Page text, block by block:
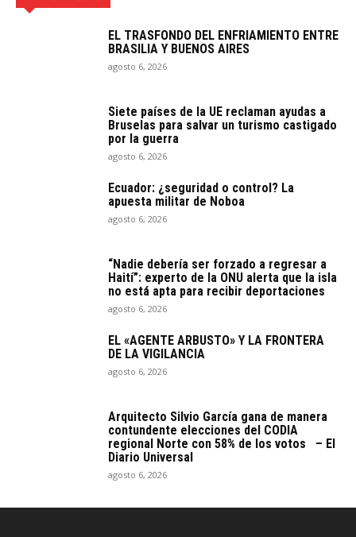
EL TRASFONDO DEL ENFRIAMIENTO ENTRE
BRASILIA Y BUENOS AIRES
agosto 6, 2026
Siete países de la UE reclaman ayudas a
Bruselas para salvar un turismo castigado
por la guerra
agosto 6, 2026
Ecuador: ¿seguridad o control? La
apuesta militar de Noboa
agosto 6, 2026
“Nadie debería ser forzado a regresar a
Haití”: experto de la ONU alerta que la isla
no está apta para recibir deportaciones
agosto 6, 2026
EL «AGENTE ARBUSTO» Y LA FRONTERA
DE LA VIGILANCIA
agosto 6, 2026
Arquitecto SiIvio García gana de manera
contundente elecciones del CODIA
regional Norte con 58% de los votos – El
Diario Universal
agosto 6, 2026